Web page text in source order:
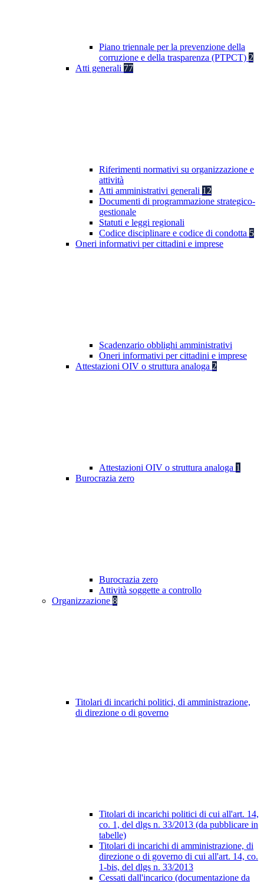
Piano triennale per la prevenzione della
corruzione e della trasparenza (PTPCT) 2
Atti generali 77
Riferimenti normativi su organizzazione e
attività
Atti amministrativi generali 12
Documenti di programmazione strategico-
gestionale
Statuti e leggi regionali
Codice disciplinare e codice di condotta 5
Oneri informativi per cittadini e imprese
Scadenzario obblighi amministrativi
Oneri informativi per cittadini e imprese
Attestazioni OIV o struttura analoga 2
Attestazioni OIV o struttura analoga 1
Burocrazia zero
Burocrazia zero
Attività soggette a controllo
Organizzazione 8
Titolari di incarichi politici, di amministrazione,
di direzione o di governo
Titolari di incarichi politici di cui all'art. 14,
co. 1, del dlgs n. 33/2013 (da pubblicare in
tabelle)
Titolari di incarichi di amministrazione, di
direzione o di governo di cui all'art. 14, co.
1-bis, del dlgs n. 33/2013
Cessati dall'incarico (documentazione da